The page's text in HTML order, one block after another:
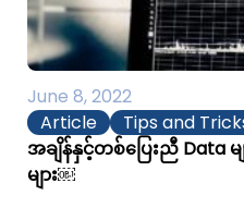
June 8, 2022
Article
Tips and
အချိန်နှင့်တစ်ပြေးညီ Data မ
များ￼